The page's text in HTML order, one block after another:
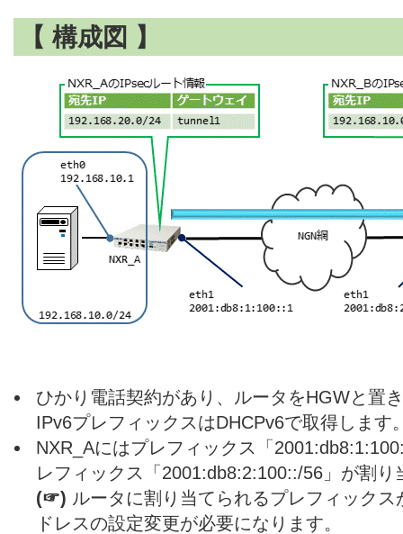
【 構成図 】
ひかり電話契約があり、ルータをHGWと置
IPv6プレフィックスはDHCPv6で取得します
NXR_Aにはプレフィックス「
レフィックス「2001:db8:2:100::/56」が割
(☞) ルータに割り当てられるプレフィック
ドレスの設定変更が必要になります。